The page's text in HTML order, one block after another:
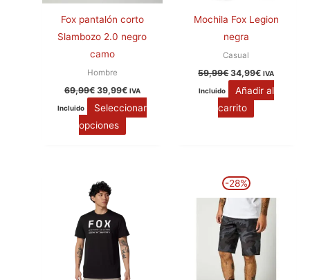
Fox pantalón corto
Slambozo 2.0 negro
camo
Hombre
69,99€ 39,99€ IVA
Incluido
Seleccionar
opciones
Mochila Fox Legion
negra
Casual
59,99€ 34,99€ IVA
Incluido
Añadir al
carrito
múltiples
variantes.
Las
-28%
precio
original
50,00€.
actual
es:
35,99€.
tiene
múltiples
variantes.